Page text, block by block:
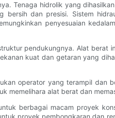
Tenaga hidrolik yang
dan presisi. Sistem
penyesuaian
pendukungnya. Alat
kuat dan getaran yang
operator yang terampil dan
memelihara alat berat dan
berbagai macam proyek